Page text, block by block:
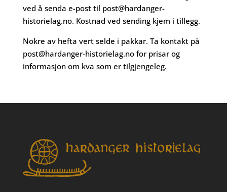
ved å senda e-post til post@hardanger-
historielag.no. Kostnad ved sending kjem i tillegg.
Nokre av hefta vert selde i pakkar. Ta kontakt på
post@hardanger-historielag.nofor prisar og
informasjon om kva som er tilgjengeleg.